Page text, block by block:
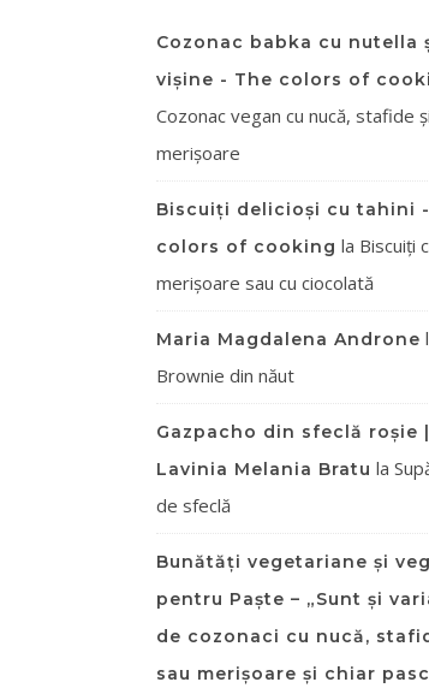
Cozonac babka cu nutella
vișine - The colors of
Cozonac vegan cu nucă, stafide și
merișoare
Biscuiți delicioși cu tahini
colors of cooking la Biscuiți
merișoare sau cu ciocolată
Maria Magdalena Androne
Brownie din năut
Gazpacho din sfeclă roșie |
Lavinia Melania Bratu la
de sfeclă
Bunătăți vegetariane și
pentru Paște – „Sunt și
de cozonaci cu nucă,
sau merișoare și chiar